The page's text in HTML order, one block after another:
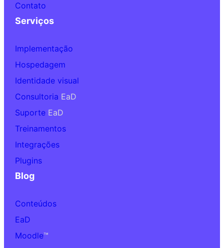
Contato
Serviços
Implementação
Hospedagem
Identidade visual
Consultoria EaD
Suporte EaD
Treinamentos
Integrações
Plugins
Blog
Conteúdos
EaD
Moodle™